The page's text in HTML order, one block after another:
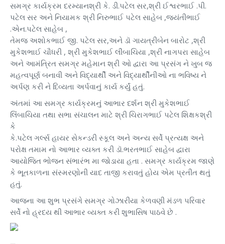
સમગ્ર કાર્યક્રમ દરમ્યાનશ્રી કે. ડી.પટેલ સર,શ્રી ઈશ્વરભાઈ .પી.
પટેલ સર અને નિયામક શ્રી નિરુભાઈ પટેલ સાહેબ ,જયંતીભાઈ
.એન.પટેલ સાહેબ ,
તેમજ અશોકભાઈ જી. પટેલ સર,અને ડૉ ગાયત્રીબેન બારોટ ,શ્રી
મુકેશભાઈ ચૌધરી , શ્રી મુકેશભાઈ લીંબાચિયા ,શ્રી નાગપરા સાહેબ
અને આમંત્રિત સમગ્ર મહેમાન શ્રી ઓ દ્વારા આ પ્રસંગ ને ખુબ જ
મહત્વપૂર્ણ બનાવી અને વિદ્યાર્થી અને વિદ્યાર્થીનીઓ ના ભવિષ્ય ને
અર્પણ કરી ને દિવ્યતા અર્પવાનું કાર્ય કર્યું હતું.
અંતમાં આ સમગ્ર કાર્યક્રમનું આભાર દર્શન શ્રી મુકેશભાઈ
લિંબાચિયા તથા સભા સંચાલન માટે શ્રી ચિરાગભાઈ પટેલ શિક્ષકશ્રી
કે
કે.પટેલ ગર્લ્સ હાયર સેકન્ડરી સ્કૂલ અને અન્ય સર્વે પ્રત્યક્ષ અને
પરોક્ષ તમામ નો આભાર વ્યક્ત કરી ડૉ.ભરતભાઈ સાહેબ દ્વારા
આયોજિત ભોજન સંભારંભ મા જોડાયા હતા . સમગ્ર કાર્યક્રમ જાણે
કે ભૂતકાળના સંસ્મરણોની યાદ તાજી કરાવતું હોય એમ પ્રતીત થતું
હતું.
આજના આ શુભ પ્રસંગે સમગ્ર ગોઝારીયા કેળવણી મંડળ પરિવાર
સર્વે નો હ્રદય થી આભાર વ્યક્ત કરી શુભાસિષ પાઠવે છે .